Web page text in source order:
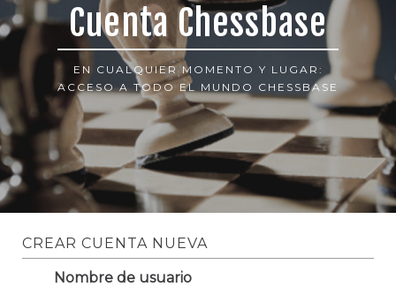
Cuenta Chessbase
EN CUALQUIER MOMENTO Y LUGAR:
ACCESO A TODO EL MUNDO CHESSBASE
CREAR CUENTA NUEVA
Nombre de usuario